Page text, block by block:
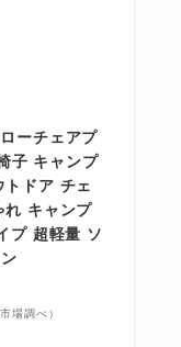
ーチェアプ
子 キャンプ
ドア チェ
れ キャンプ
プ 超軽量 ソ
場調べ）